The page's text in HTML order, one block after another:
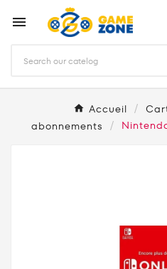

Accueil
abonnements